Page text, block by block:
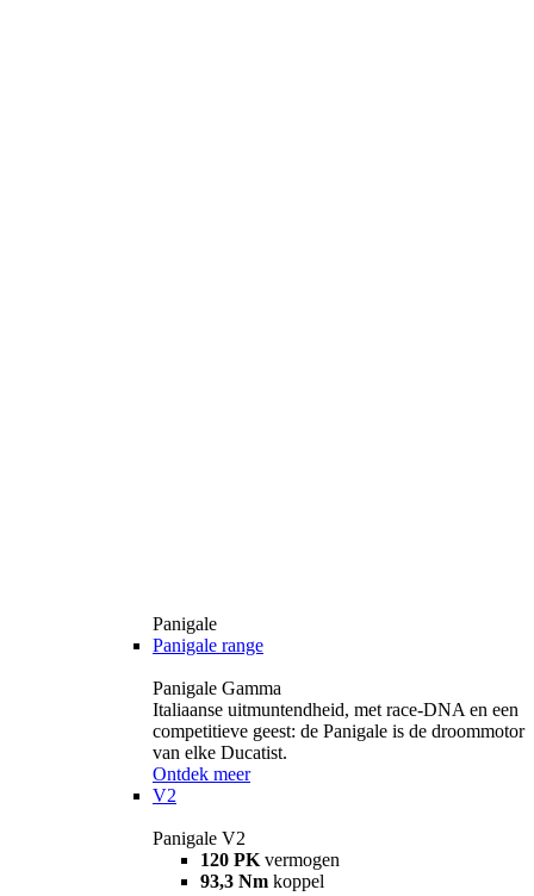
Panigale
Panigale range
Panigale Gamma
Italiaanse uitmuntendheid, met race-DNA en een
competitieve geest: de Panigale is de droommotor
van elke Ducatist.
Ontdek meer
V2
Panigale V2
120 PK vermogen
93,3 Nm koppel